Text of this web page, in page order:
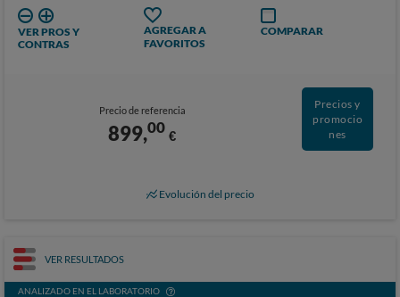
VER PROS Y
CONTRAS
AGREGAR A
FAVORITOS
COMPARAR
Precio de referencia
899,00 €
Precios y
promocio
nes
Evolución del precio
VER RESULTADOS
ANALIZADO EN EL LABORATORIO